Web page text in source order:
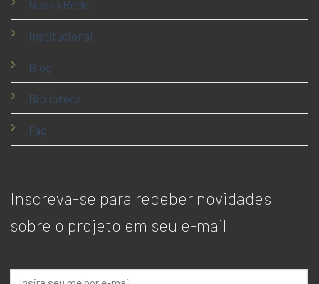
Nossa Rede
Institucional
Blog
Biblioteca
Faq
Inscreva-se para receber novidades
sobre o projeto em seu e-mail